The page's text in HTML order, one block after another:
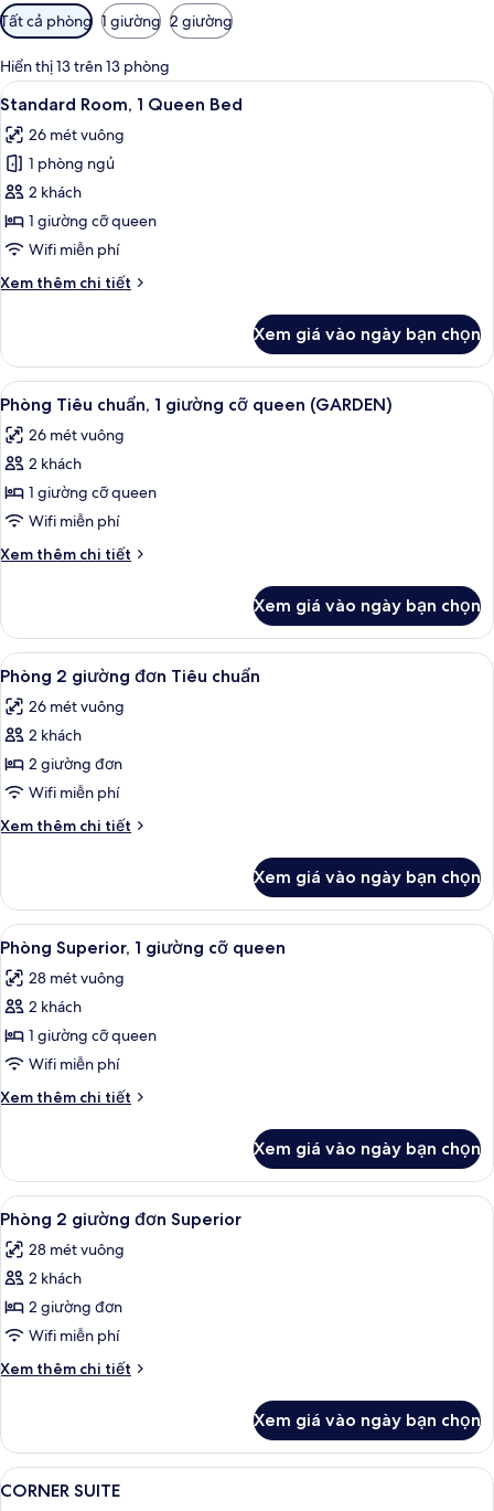
Bộ
lọc
có
thể
dùng
để
lọc
tìm
phòng
Tất cả phòng 1 giường 2 giường
Hiển thị 13 trên 13 phòng
Xem
tất
cả
ảnh
Standard
Room,
1
Bed
Standard Room, 1 Queen Bed | Bộ
4
Standard Room, 1 Queen Bed
26 mét vuông
1 phòng ngủ
2 khách
1 giường cỡ queen
Wifi miễn phí
Xem thêm chi tiết
Chi
Standard
Room,
1
Queen
Bed
Xem giá vào ngày bạn chọn
Xem
tất
cả
ảnh
Phòng
Tiêu
chuẩn,
1
cỡ
queen
(GARDEN)
Phòng Tiêu chuẩn, 1 giường cỡ
5
Phòng Tiêu chuẩn, 1 giường cỡ queen (GARDEN)
26 mét vuông
2 khách
1 giường cỡ queen
Wifi miễn phí
Xem thêm chi tiết
Chi
Phòng
Tiêu
chuẩn,
giường
cỡ
(GARDEN)
Xem giá vào ngày bạn chọn
Xem
tất
cả
ảnh
Phòng
2
giường
đơn
chuẩn
Bộ đồ giường cao cấp, chăn bông,
5
Phòng 2 giường đơn Tiêu chuẩn
26 mét vuông
2 khách
2 giường đơn
Wifi miễn phí
Xem thêm chi tiết
Chi
Phòng
giường
Tiêu
chuẩn
Xem giá vào ngày bạn chọn
Xem
tất
cả
ảnh
Phòng
Superior,
1
giường
queen
Bộ đồ giường cao cấp, chăn bông,
4
Phòng Superior, 1 giường cỡ queen
28 mét vuông
2 khách
1 giường cỡ queen
Wifi miễn phí
Xem thêm chi tiết
Chi
Phòng
Superior,
1
giường
cỡ
queen
Xem giá vào ngày bạn chọn
Xem
tất
cả
ảnh
Phòng
2
giường
đơn
Bộ đồ giường cao cấp, chăn bông,
4
Phòng 2 giường đơn Superior
28 mét vuông
2 khách
2 giường đơn
Wifi miễn phí
Xem thêm chi tiết
Chi
Phòng
giường
Xem giá vào ngày bạn chọn
Xem
tất
Bộ đồ giường cao cấp, chăn bông,
4
CORNER SUITE